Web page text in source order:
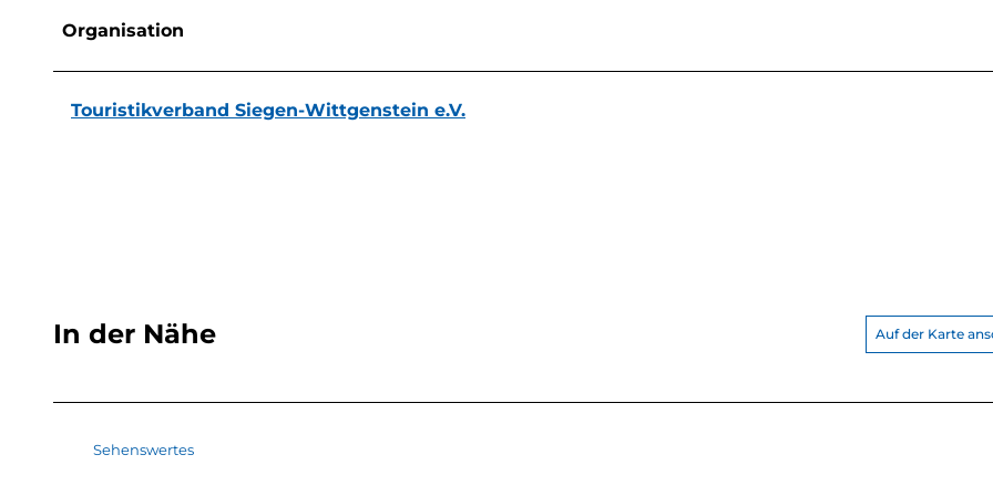
Organisation
Touristikverband Siegen-Wittgenstein e.V.
In der Nähe Auf der Karte
Sehenswertes